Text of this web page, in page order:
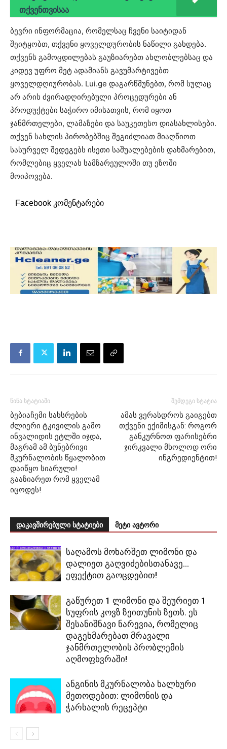
თქვენთვისაა
ბევრი ინფორმაცია, რომელსაც ჩვენი საიტიდან
შეიტყობთ, თქვენი ყოველდურობის ნაწილი გახდება.
თქვენს გამოცდილებას გაუზიარებთ ახლობლებსაც და
კიდევ უფრო მეტ ადამიანს გავუმარტივებთ
ყოველდღიურობას. Lui.ge დაგარწმუნებთ, რომ სულაც
არ არის ძვირადღირებული პროცედურები ან
პროდუქტები საჭირო იმისათვის, რომ იყოთ
ჯანმრთელები, ლამაზები და საუკეთესო დიასახლისები.
თქვენ სახლის პირობებშიც შეგიძლიათ მიაღწიოთ
სასურველ შედეგებს ისეთი საშუალებების დახმარებით,
რომლებიც ყველას სამზარეულოში თუ ეზოში
მოიპოვება.
Facebook კომენტარები
წინა სტატიაში
ბებიაჩემი სახსრების
ძლიერი ტკივილის გამო
ინვალიდის ეტლში იჯდა,
მაგრამ ამ ბუნებრივი
მკურნალობის წყალობით
დაიწყო სიარული!
გააზიარეთ რომ ყველამ
იცოდეს!
შემდეგი სტატია
ამას ვერასდროს გაიგებთ
თქვენი ექიმისგან: როგორ
განკურნოთ ფარისებრი
ჯირკვალი მხოლოდ ორი
ინგრედიენტით!
დაკავშირებული სტატიები მეტი ავტორი
საღამოს მოხარშეთ ლიმონი და
დალიეთ გაღვიძებისთანავე…
ეფექტით გაოცდებით!
გაწურეთ 1 ლიმონი და შეურიეთ 1
სუფრის კოვზ ზეითუნის ზეთს. ეს
შესანიშნავი ნარევია, რომელიც
დაგეხმარებათ მრავალი
ჯანმრთელობის პრობლემის
აღმოფხვრაში!
ანგინის მკურნალობა ხალხური
მეთოდებით: ლიმონის და
ჭარხალის რეცეპტი